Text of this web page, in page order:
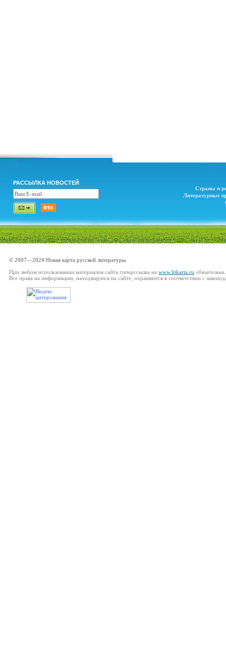
РАССЫЛКА НОВОСТЕЙ
Страны и
Литературные
© 2007—2024 Новая карта русской литературы
При любом использовании материалов сайта гиперссылка на www.litkarta.ru обязательна.
Все права на информацию, находящуюся на сайте, охраняются в соответствии с